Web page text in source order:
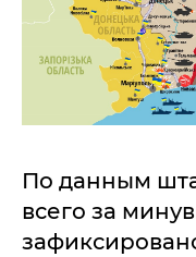
По данным
всего за